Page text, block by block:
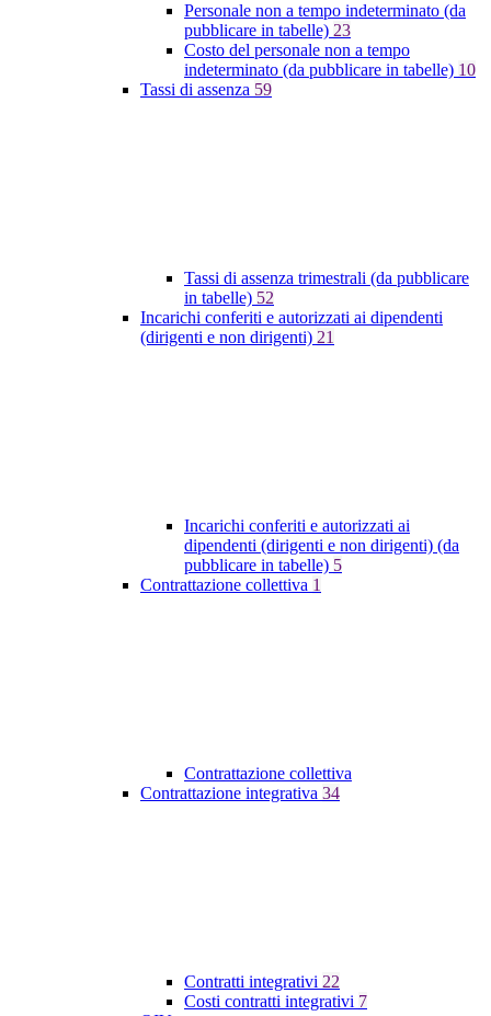
Personale non a tempo indeterminato (da
pubblicare in tabelle) 23
Costo del personale non a tempo
indeterminato (da pubblicare in tabelle) 10
Tassi di assenza 59
Tassi di assenza trimestrali (da pubblicare
in tabelle) 52
Incarichi conferiti e autorizzati ai dipendenti
(dirigenti e non dirigenti) 21
Incarichi conferiti e autorizzati ai
dipendenti (dirigenti e non dirigenti) (da
pubblicare in tabelle) 5
Contrattazione collettiva 1
Contrattazione collettiva
Contrattazione integrativa 34
Contratti integrativi 22
Costi contratti integrativi 7